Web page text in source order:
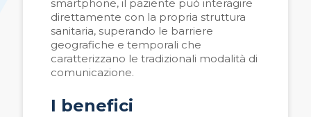
smartphone, il paziente può interagire
direttamente con la propria struttura
sanitaria, superando le barriere
geografiche e temporali che
caratterizzano le tradizionali modalità di
comunicazione.
I benefici